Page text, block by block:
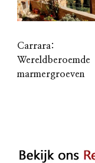
Carrara:
Wereldberoemde
marmergroeven